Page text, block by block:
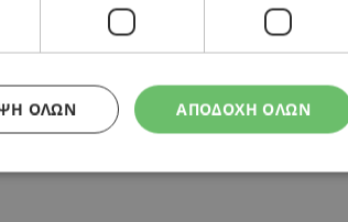
ΑΠΟΔΟΧΗ ΟΛΩΝ
ΌΛΩΝ